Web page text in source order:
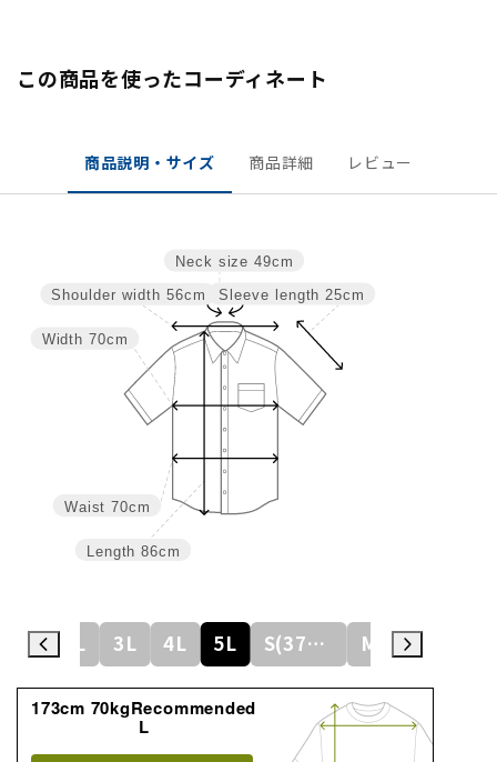
この商品を使ったコーディネート
商品説明・サイズ 商品詳細 レビュー
Sleeve length 25cm
Neck size 49cm
Length 86cm
Waist 70cm
Width 70cm
Shoulder width 56cm
LL 3L 4L 5L S(37cm) M(39cm)
173cm 70kgRecommended
L